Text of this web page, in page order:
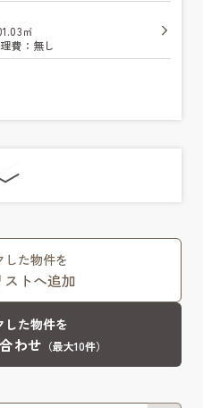
㎡
費：無し
した物件を
トへ追加
した物件を
わせ （最大10件）